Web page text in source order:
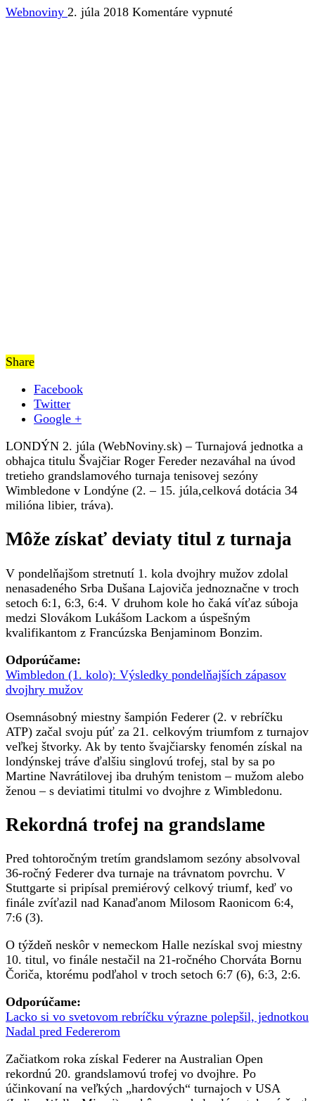
Webnoviny 2. júla 2018 Komentáre vypnuténa
Share
Facebook
Twitter
Google +
LONDÝN 2. júla (WebNoviny.sk) – Turnajová jednotka a
obhajca titulu Švajčiar Roger Fereder nezaváhal na úvod
tretieho grandslamového turnaja tenisovej sezóny
Wimbledone v Londýne (2. – 15. júla,celková dotácia 34
milióna libier, tráva).
Môže získať deviaty titul z turnaja
V pondelňajšom stretnutí 1. kola dvojhry mužov zdolal
nenasadeného Srba Dušana Lajoviča jednoznačne v troch
setoch 6:1, 6:3, 6:4. V druhom kole ho čaká víťaz súboja
medzi Slovákom Lukášom Lackom a úspešným
kvalifikantom z Francúzska Benjaminom Bonzim.
Odporúčame:
Wimbledon (1. kolo): Výsledky pondelňajších zápasov
dvojhry mužov
Osemnásobný miestny šampión Federer (2. v rebríčku
ATP) začal svoju púť za 21. celkovým triumfom z turnajov
veľkej štvorky. Ak by tento švajčiarsky fenomén získal na
londýnskej tráve ďalšiu singlovú trofej, stal by sa po
Martine Navrátilovej iba druhým tenistom – mužom alebo
ženou – s deviatimi titulmi vo dvojhre z Wimbledonu.
Rekordná trofej na grandslame
Pred tohtoročným tretím grandslamom sezóny absolvoval
36-ročný Federer dva turnaje na trávnatom povrchu. V
Stuttgarte si pripísal premiérový celkový triumf, keď vo
finále zvíťazil nad Kanaďanom Milosom Raonicom 6:4,
7:6 (3).
O týždeň neskôr v nemeckom Halle nezískal svoj miestny
10. titul, vo finále nestačil na 21-ročného Chorváta Bornu
Čoriča, ktorému podľahol v troch setoch 6:7 (6), 6:3, 2:6.
Odporúčame:
Lacko si vo svetovom rebríčku výrazne polepšil, jednotkou
Nadal pred Federerom
Začiatkom roka získal Federer na Australian Open
rekordnú 20. grandslamovú trofej vo dvojhre. Po
účinkovaní na veľkých „hardových“ turnajoch v USA